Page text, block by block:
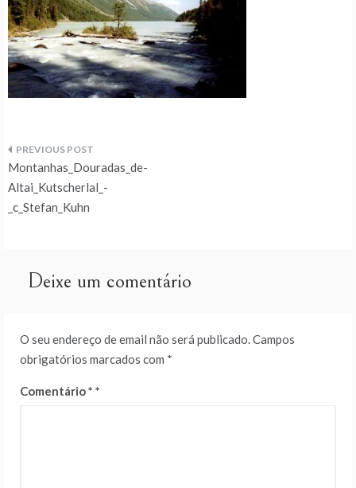
Navegação
de
Montanhas_Douradas_de-
Altai_Kutscherlal_-
_c_Stefan_Kuhn
Deixe um comentário
O seu endereço de email não será publicado.Campos
obrigatórios marcados com *
Comentário*